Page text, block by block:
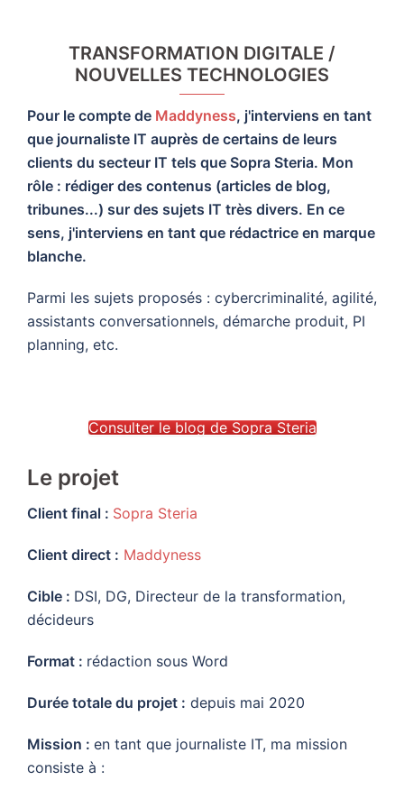
TRANSFORMATION DIGITALE /
NOUVELLES TECHNOLOGIES
Pour le compte de Maddyness, j'interviens en tant
que journaliste IT auprès de certains de leurs
clients du secteur IT tels que Sopra Steria. Mon
rôle : rédiger des contenus (articles de blog,
tribunes...) sur des sujets IT très divers. En ce
sens, j'interviens en tant que rédactrice en marque
blanche.
Parmi les sujets proposés : cybercriminalité, agilité,
assistants conversationnels, démarche produit, PI
planning, etc.
Consulter le blog de Sopra Steria
Le projet
Client final : Sopra Steria
Client direct : Maddyness
Cible : DSI, DG, Directeur de la transformation,
décideurs
Format : rédaction sous Word
Durée totale du projet : depuis mai 2020
Mission : en tant que journaliste IT, ma mission
consiste à :